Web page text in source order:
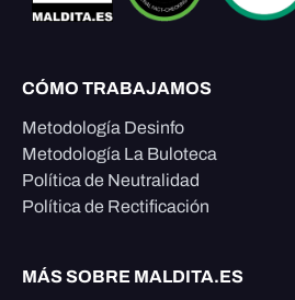
CÓMO TRABAJAMOS
Metodología Desinfo
Metodología La Buloteca
Política de Neutralidad
Política de Rectificación
MÁS SOBRE MALDITA.ES